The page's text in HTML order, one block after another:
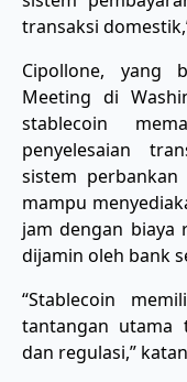
transaksi
Cipollone, yang
Meeting di
stablecoin
penyelesaian
sistem
mampu
jam dengan biaya
dijamin oleh bank
“Stablecoin
tantangan utama
dan regulasi,”